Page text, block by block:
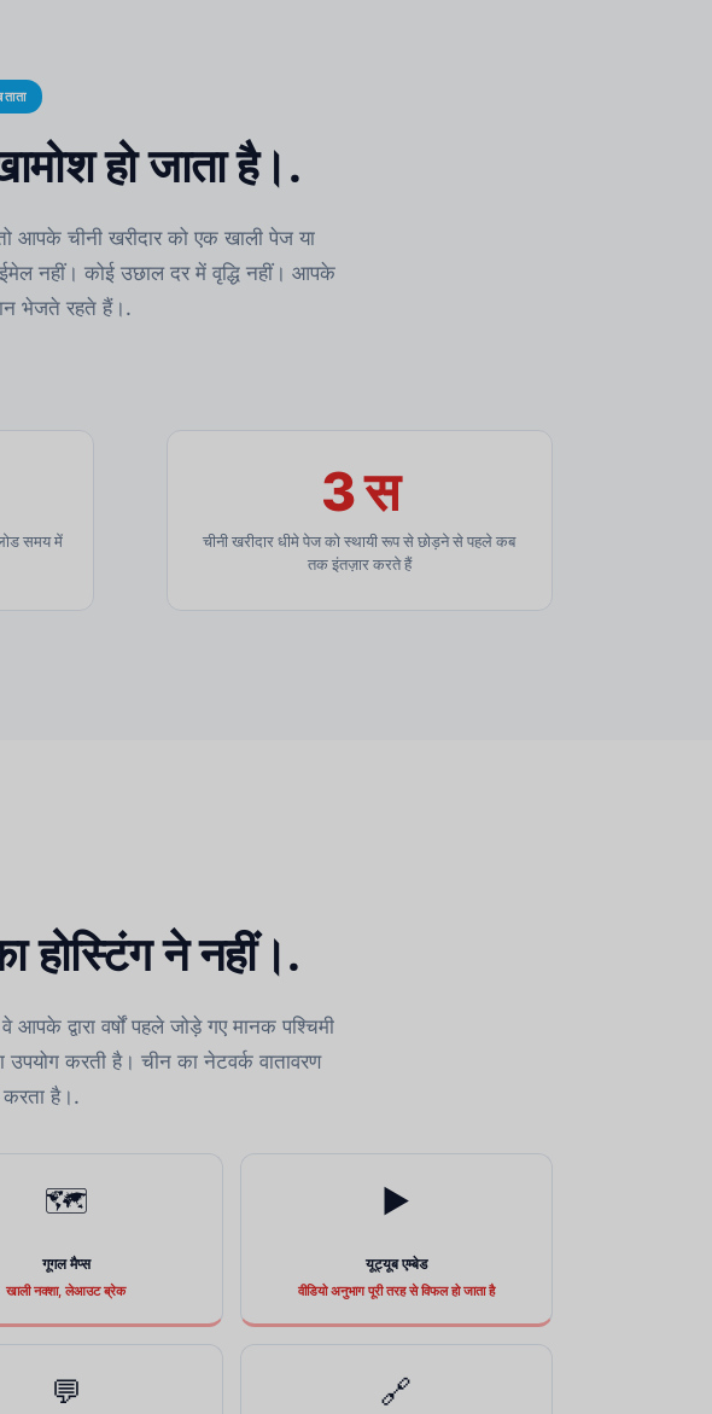
हो जाता है।.
आपके चीनी खरीदार को एक खाली पेज या
नहीं। कोई उछाल दर में वृद्धि नहीं। आपके
भेजते रहते हैं।.
समय में
3 स
चीनी खरीदार धीमे पेज को स्थायी रूप से छोड़ने से पहले कब
तक इंतज़ार करते हैं
ने नहीं।.
द्वारा वर्षों पहले जोड़े गए मानक पश्चिमी
करती है। चीन का नेटवर्क वातावरण
करता है।.
🗺
गूगल मैप्स
खाली नक्शा, लेआउट ब्रेक
▶️
यूट्यूब एम्बेड
वीडियो अनुभाग पूरी तरह से विफल हो जाता है
💬 🔗